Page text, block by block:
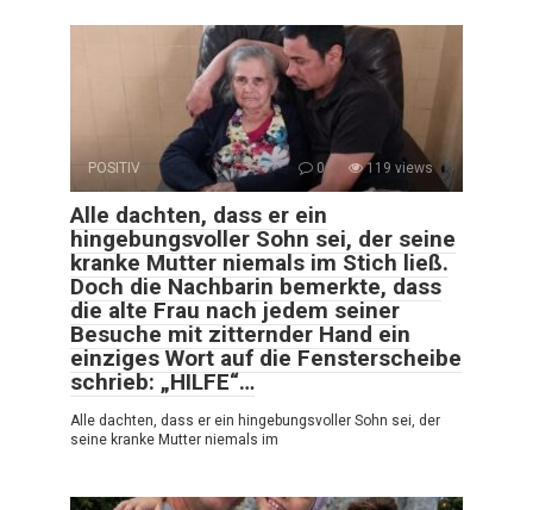
POSITIV 0 119 views
Alle dachten, dass er ein
hingebungsvoller Sohn sei, der seine
kranke Mutter niemals im Stich ließ.
Doch die Nachbarin bemerkte, dass
die alte Frau nach jedem seiner
Besuche mit zitternder Hand ein
einziges Wort auf die Fensterscheibe
schrieb: „HILFE“…
Alle dachten, dass er ein hingebungsvoller Sohn sei, der
seine kranke Mutter niemals im